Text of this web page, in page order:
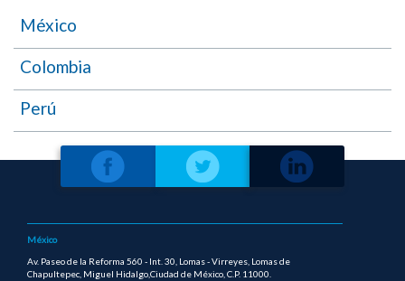
México
Colombia
Perú
México
Av. Paseo de la Reforma 560 - Int. 30, Lomas - Virreyes, Lomas de
Chapultepec, Miguel Hidalgo,Ciudad de México, C.P. 11000.